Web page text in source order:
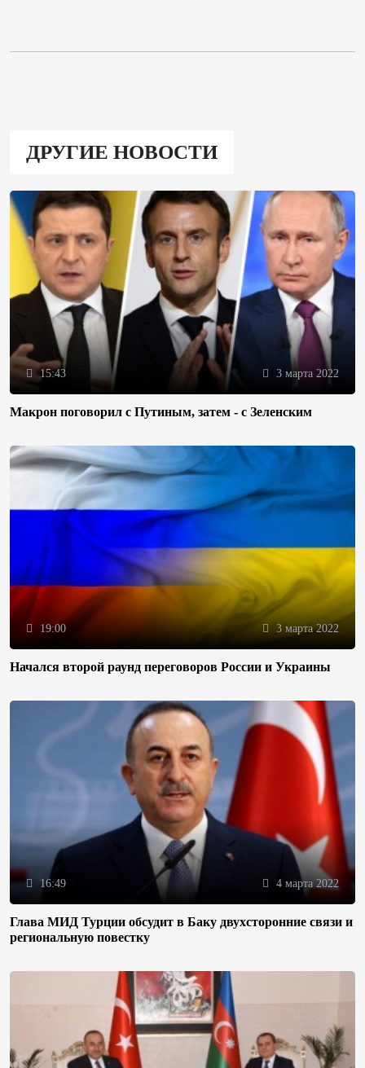
ДРУГИЕ НОВОСТИ
15:43 3 марта 2022
Макрон поговорил с Путиным, затем - с Зеленским
19:00 3 марта 2022
Начался второй раунд переговоров России и Украины
16:49 4 марта 2022
Глава МИД Турции обсудит в Баку двухсторонние связи и
региональную повестку